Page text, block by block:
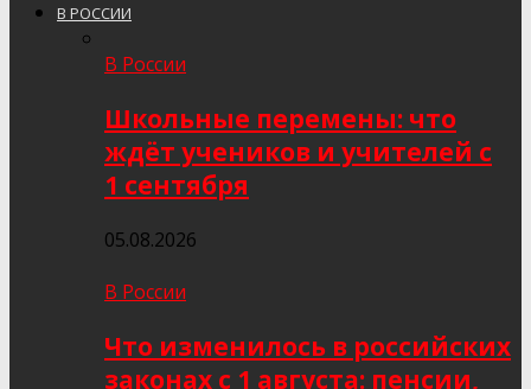
В РОССИИ
В России
Школьные перемены: что
ждёт учеников и учителей с
1 сентября
05.08.2026
В России
Что изменилось в российских
законах с 1 августа: пенсии,